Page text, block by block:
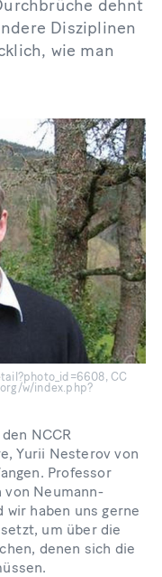
dehnt
Disziplinen
wie man
CC
w/index.php?
NCCR
Yurii Nesterov von
Professor
von Neumann-
haben uns gerne
um über die
denen sich die